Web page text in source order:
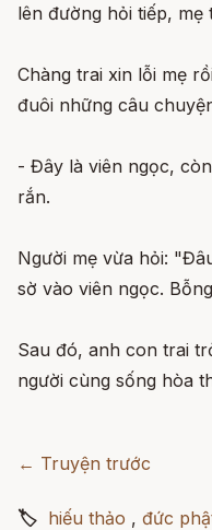
lên đường hỏi tiếp,
Chàng trai xin lỗi mẹ
đuôi những câu
- Đây là viên ngọc,
rắn.
Người mẹ vừa hỏi:
sờ vào viên ngọc.
Sau đó, anh con trai
người cùng sống hòa
← Truyện trước
🏷 hiếu thảo , đức